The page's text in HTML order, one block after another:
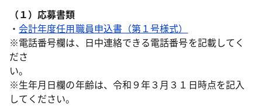
（１）応募書類
・会計年度任用職員申込書（第１号様式）
※電話番号欄は、日中連絡できる電話番号を記載してく
ださ
い
※生年月日欄の年齢は、令和９年３月３１日時点を記入
してください。